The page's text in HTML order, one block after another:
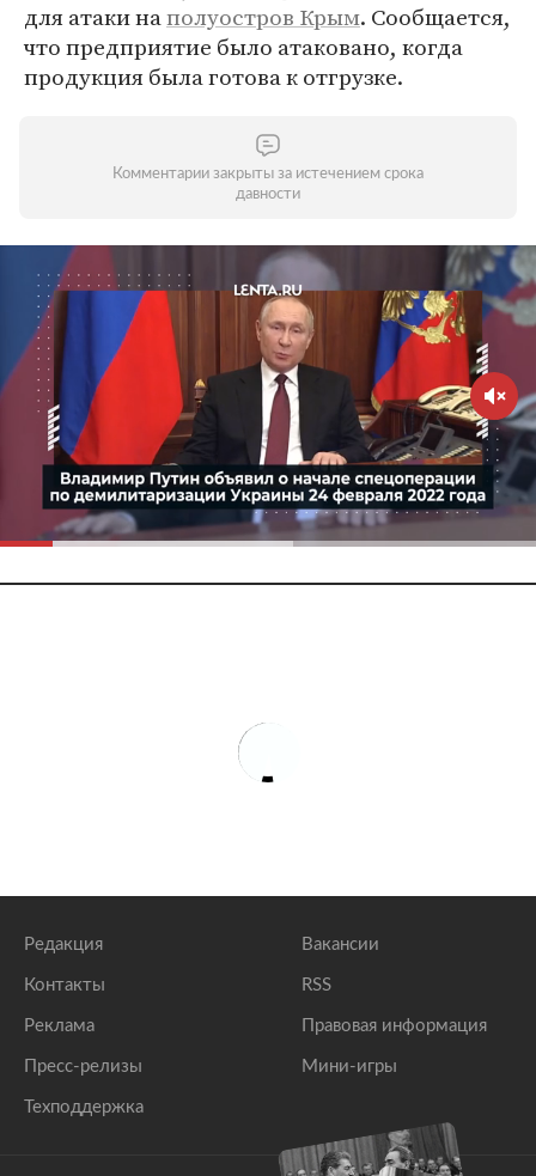
для атаки наполуостров Крым. Сообщается,
что предприятие было атаковано, когда
продукция была готова к отгрузке.
Комментарии закрыты за истечением срока
давности
Редакция
Контакты
Реклама
Пресс-релизы
Техподдержка
Вакансии
RSS
Правовая информация
Мини-игры